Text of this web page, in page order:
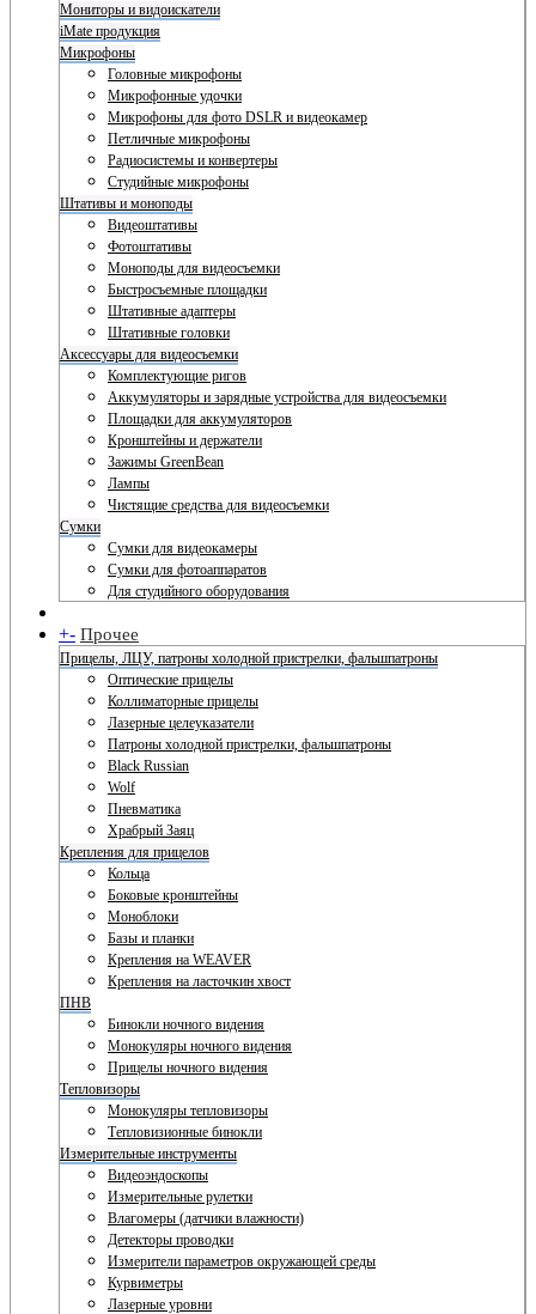
Мониторы и видоискатели
iMate продукция
Микрофоны
Головные микрофоны
Микрофонные удочки
Микрофоны для фото DSLR и видеокамер
Петличные микрофоны
Радиосистемы и конвертеры
Студийные микрофоны
Штативы и моноподы
Видеоштативы
Фотоштативы
Моноподы для видеосъемки
Быстросъемные площадки
Штативные адаптеры
Штативные головки
Аксессуары для видеосъемки
Комплектующие ригов
Аккумуляторы и зарядные устройства для видеосъемки
Площадки для аккумуляторов
Кронштейны и держатели
Зажимы GreenBean
Лампы
Чистящие средства для видеосъемки
Сумки
Сумки для видеокамеры
Сумки для фотоаппаратов
Для студийного оборудования
+- Прочее
Прицелы, ЛЦУ, патроны холодной пристрелки, фальшпатроны
Оптические прицелы
Коллиматорные прицелы
Лазерные целеуказатели
Патроны холодной пристрелки, фальшпатроны
Black Russian
Wolf
Пневматика
Храбрый Заяц
Крепления для прицелов
Кольца
Боковые кронштейны
Моноблоки
Базы и планки
Крепления на WEAVER
Крепления на ласточкин хвост
ПНВ
Бинокли ночного видения
Монокуляры ночного видения
Прицелы ночного видения
Тепловизоры
Монокуляры тепловизоры
Тепловизионные бинокли
Измерительные инструменты
Видеоэндоскопы
Измерительные рулетки
Влагомеры (датчики влажности)
Детекторы проводки
Измерители параметров окружающей среды
Курвиметры
Лазерные уровни